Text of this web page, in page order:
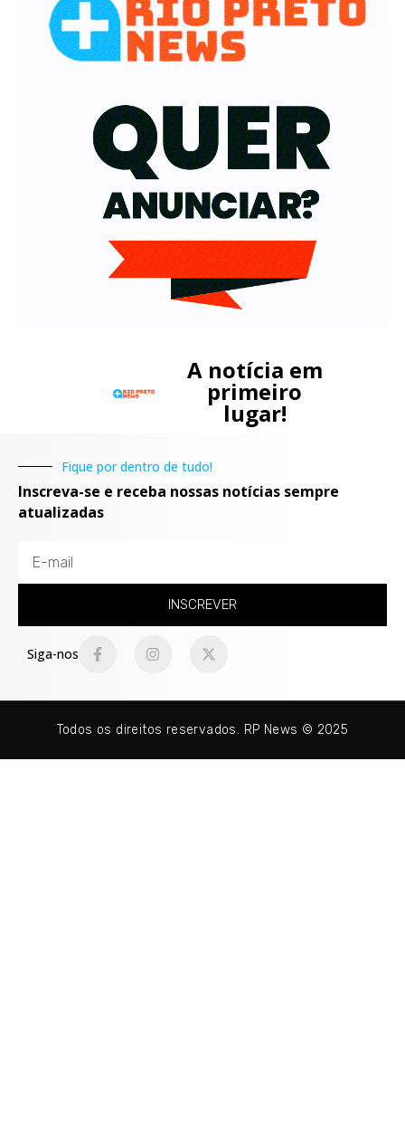
A notícia em
primeiro
lugar!
Fique por dentro de tudo!
Inscreva-se e receba nossas notícias sempre
atualizadas
INSCREVER
Siga-nos
Todos os direitos reservados. RP News © 2025